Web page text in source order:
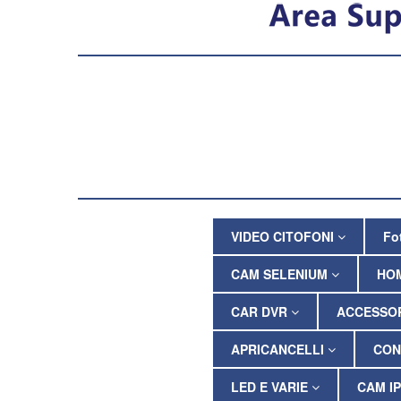
VIDEO CITOFONI
CAM SELENIUM
CAR DVR
APRICANCELLI
LED E VARIE CAM